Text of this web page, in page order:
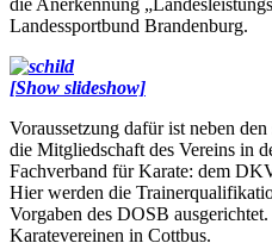
die Anerkennung
Landessportbund Brandenburg.
[Show slideshow]
Voraussetzung dafür ist neben
die Mitgliedschaft des Vereins in
Fachverband für Karate: dem
Hier werden die
Vorgaben des DOSB
Karatevereinen in Cottbus.